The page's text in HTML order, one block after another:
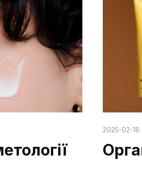
2025-02-18